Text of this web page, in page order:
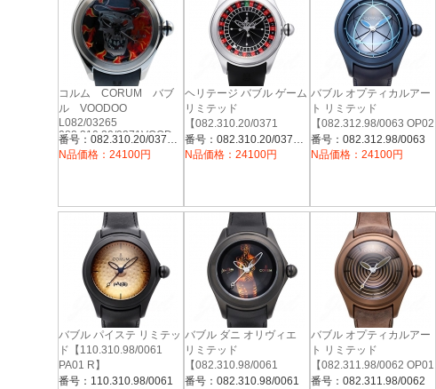
コルム CORUM バブ
ル VOODOO
L082/03265
082.310.20/0371VOOD番号：082.310.20/0371VOOD
N品価格：24100円
ヘリテージ バブル ゲーム
リミテッド
【082.310.20/0371
CA01】
番号：082.310.20/0371CA01
N品価格：24100円
バブル オプティカルアー
ト リミテッド
【082.312.98/0063 OP02
R】
番号：082.312.98/0063
N品価格：24100円
バブル パイステ リミテッ
ド【110.310.98/0061
PA01 R】
番号：110.310.98/0061
バブル ダニ オリヴィエ
リミテッド
【082.310.98/0061
DO01】
番号：082.310.98/0061
バブル オプティカルアー
ト リミテッド
【082.311.98/0062 OP01
R】
番号：082.311.98/0062